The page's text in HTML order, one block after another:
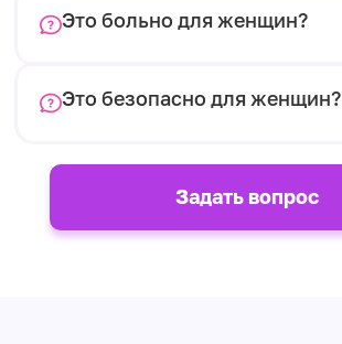
Это больно для женщин?
Это безопасно для женщин?
Задать вопрос